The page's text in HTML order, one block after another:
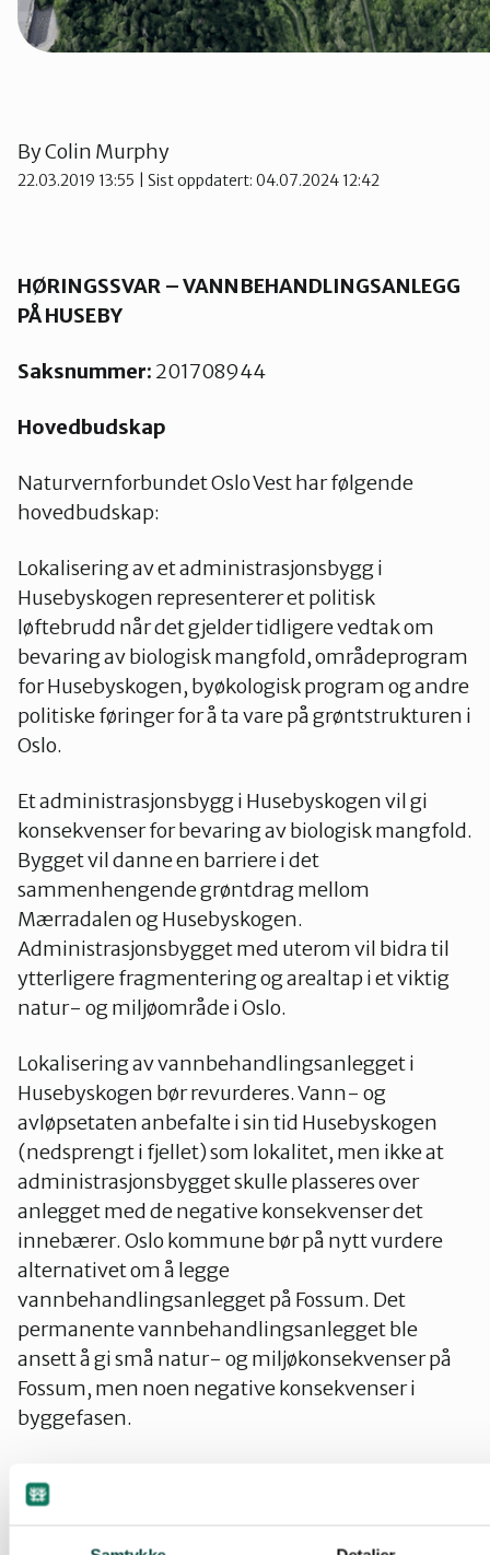
Nannestad og Gjerdrum
Nesodden
Oslo Nord
Oslo Øst
Oslo Sør
Oslo Vest
Vestby-Frogn
ByColin Murphy
22.03.2019 13:55 | Sist oppdatert: 04.07.2024 12:42
HØRINGSSVAR – VANNBEHANDLINGSANLEGG
PÅ HUSEBY
Saksnummer: 201708944
Hovedbudskap
Naturvernforbundet Oslo Vest har følgende
hovedbudskap:
Lokalisering av et administrasjonsbygg i
Husebyskogen representerer et politisk
løftebrudd når det gjelder tidligere vedtak om
bevaring av biologisk mangfold, områdeprogram
for Husebyskogen, byøkologisk program og andre
politiske føringer for å ta vare på grøntstrukturen i
Oslo.
Et administrasjonsbygg i Husebyskogen vil gi
konsekvenser for bevaring av biologisk mangfold.
Bygget vil danne en barriere i det
sammenhengende grøntdrag mellom
Mærradalen og Husebyskogen.
Administrasjonsbygget med uterom vil bidra til
ytterligere fragmentering og arealtap i et viktig
natur- og miljøområde i Oslo.
Lokalisering av vannbehandlingsanlegget i
Husebyskogen bør revurderes. Vann- og
avløpsetaten anbefalte i sin tid Husebyskogen
(nedsprengt i fjellet) som lokalitet, men ikke at
administrasjonsbygget skulle plasseres over
anlegget med de negative konsekvenser det
innebærer. Oslo kommune bør på nytt vurdere
alternativet om å legge
vannbehandlingsanlegget på Fossum. Det
permanente vannbehandlingsanlegget ble
ansett å gi små natur- og miljøkonsekvenser på
Fossum, men noen negative konsekvenser i
byggefasen.
vannbehandlingsanlegget ikke kan legges andre